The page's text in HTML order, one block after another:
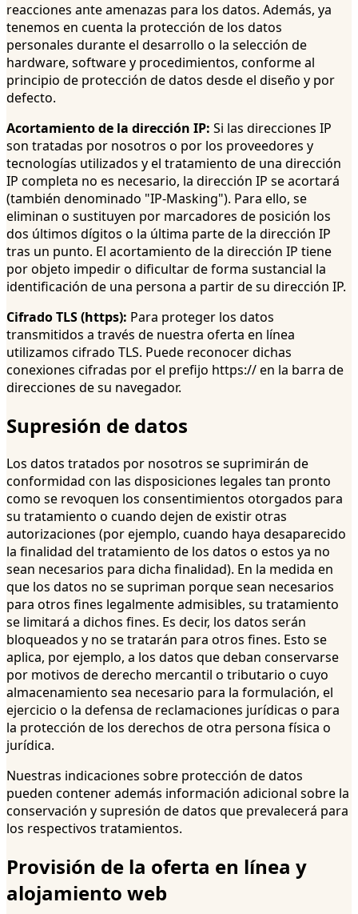
reacciones ante amenazas para los datos. Además, ya
tenemos en cuenta la protección de los datos
personales durante el desarrollo o la selección de
hardware, software y procedimientos, conforme al
principio de protección de datos desde el diseño y por
defecto.
Acortamiento de la dirección IP: Si las direcciones IP
son tratadas por nosotros o por los proveedores y
tecnologías utilizados y el tratamiento de una dirección
IP completa no es necesario, la dirección IP se acortará
(también denominado "IP-Masking"). Para ello, se
eliminan o sustituyen por marcadores de posición los
dos últimos dígitos o la última parte de la dirección IP
tras un punto. El acortamiento de la dirección IP tiene
por objeto impedir o dificultar de forma sustancial la
identificación de una persona a partir de su dirección IP.
Cifrado TLS (https): Para proteger los datos
transmitidos a través de nuestra oferta en línea
utilizamos cifrado TLS. Puede reconocer dichas
conexiones cifradas por el prefijo https:// en la barra de
direcciones de su navegador.
Supresión de datos
Los datos tratados por nosotros se suprimirán de
conformidad con las disposiciones legales tan pronto
como se revoquen los consentimientos otorgados para
su tratamiento o cuando dejen de existir otras
autorizaciones (por ejemplo, cuando haya desaparecido
la finalidad del tratamiento de los datos o estos ya no
sean necesarios para dicha finalidad). En la medida en
que los datos no se supriman porque sean necesarios
para otros fines legalmente admisibles, su tratamiento
se limitará a dichos fines. Es decir, los datos serán
bloqueados y no se tratarán para otros fines. Esto se
aplica, por ejemplo, a los datos que deban conservarse
por motivos de derecho mercantil o tributario o cuyo
almacenamiento sea necesario para la formulación, el
ejercicio o la defensa de reclamaciones jurídicas o para
la protección de los derechos de otra persona física o
jurídica.
Nuestras indicaciones sobre protección de datos
pueden contener además información adicional sobre la
conservación y supresión de datos que prevalecerá para
los respectivos tratamientos.
Provisión de la oferta en línea y
alojamiento web